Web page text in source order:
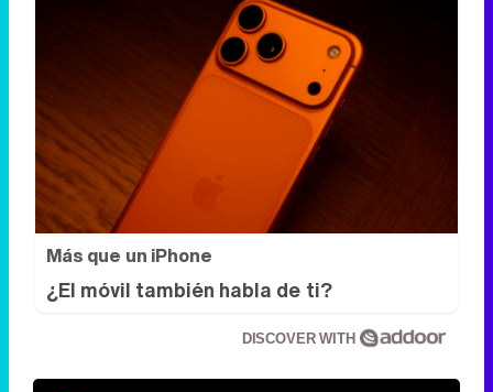
Más que un iPhone
¿El móvil también habla de ti?
DISCOVER WITH